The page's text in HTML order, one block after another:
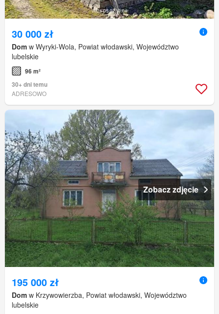
30 000 zł
Dom w Wyryki-Wola, Powiat włodawski, Województwo
lubelskie
96 m²
30+ dni temu
ADRESOWO
Zobacz zdjęcie
195 000 zł
Dom w Krzywowierzba, Powiat włodawski, Województwo
lubelskie